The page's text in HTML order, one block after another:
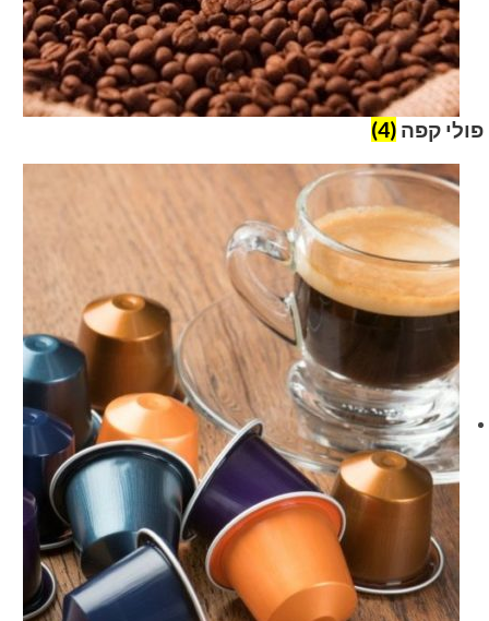
פולי קפה (4)